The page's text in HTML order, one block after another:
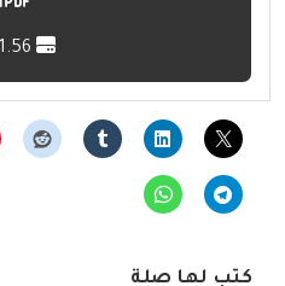
كتب لها صلة